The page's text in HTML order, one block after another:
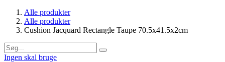
Alle produkter
Alle produkter
Cushion Jacquard Rectangle Taupe 70.5x41.5x2cm
Ingen skal bruge